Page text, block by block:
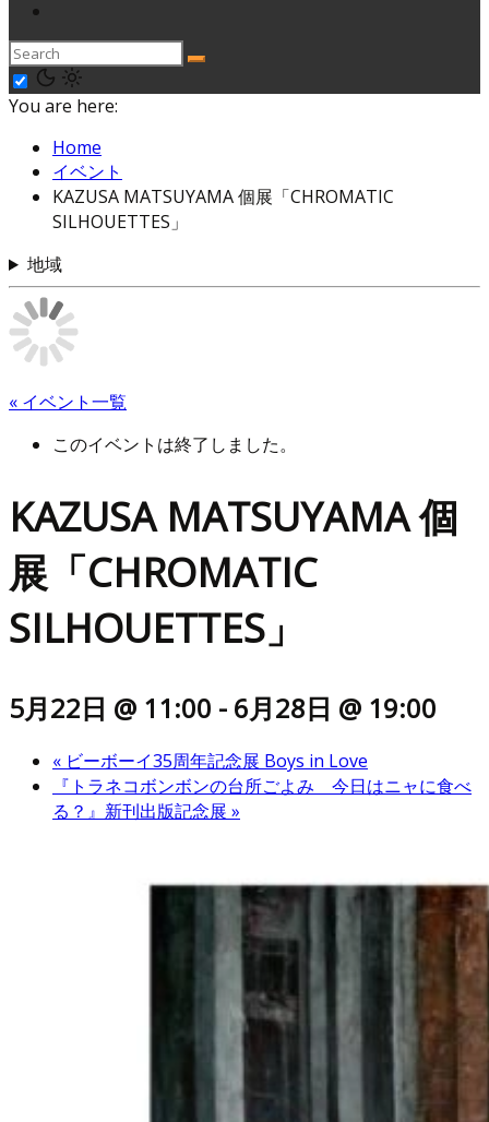
You are here:
Home
イベント
KAZUSA MATSUYAMA 個展「CHROMATIC
SILHOUETTES」
地域
« イベント一覧
このイベントは終了しました。
KAZUSA MATSUYAMA 個
展「CHROMATIC
SILHOUETTES」
5月22日 @ 11:00 - 6月28日 @ 19:00
« ビーボーイ35周年記念展 Boys in Love
『トラネコボンボンの台所ごよみ 今日はニャに食べ
る？』新刊出版記念展 »